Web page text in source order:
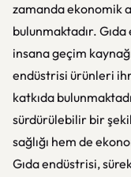
zamanda ekonomik
bulunmaktadır.
insana geçim
endüstrisi ürünleri
katkıda
sürdürülebilir bir
sağlığı hem de
Gıda endüstrisi,